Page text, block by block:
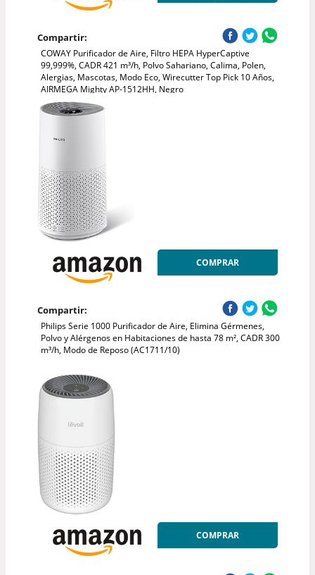
Compartir:
COWAY Purificador de Aire, Filtro HEPA HyperCaptive
99,999%, CADR 421 m³/h, Polvo Sahariano, Calima, Polen,
Alergias, Mascotas, Modo Eco, Wirecutter Top Pick 10 Años,
AIRMEGA Mighty AP-1512HH, Negro
COMPRAR
Compartir:
Philips Serie 1000 Purificador de Aire, Elimina Gérmenes,
Polvo y Alérgenos en Habitaciones de hasta 78 m², CADR 300
m³/h, Modo de Reposo (AC1711/10)
COMPRAR